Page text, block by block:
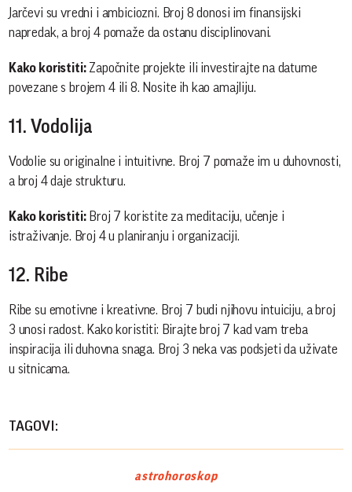
Jarčevi su vredni i ambiciozni. Broj 8 donosi im finansijski
napredak, a broj 4 pomaže da ostanu disciplinovani.
Kako koristiti:Započnite projekte ili investirajte na datume
povezane s brojem 4 ili 8. Nosite ih kao amajliju.
11. Vodolija
Vodolie su originalne i intuitivne. Broj 7 pomaže im u duhovnosti,
a broj 4 daje strukturu.
Kako koristiti:Broj 7 koristite za meditaciju, učenje i
istraživanje. Broj 4 u planiranju i organizaciji.
12. Ribe
Ribe su emotivne i kreativne. Broj 7 budi njihovu intuiciju, a broj
3 unosi radost. Kako koristiti: Birajte broj 7 kad vam treba
inspiracija ili duhovna snaga. Broj 3 neka vas podsjeti da uživate
u sitnicama.
TAGOVI:
astrohoroskop